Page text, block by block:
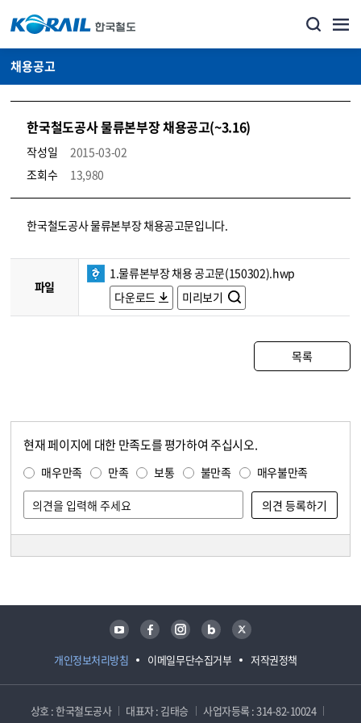
채용공고
한국철도공사 물류본부장 채용공고(~3.16)
작성일
2015-03-02
조회수
13,980
코레일소개_경영공시_채용공고 상세보기 – 내용, 파일, 담당자 연락처로 구성
한국철도공사 물류본부장 채용공고문입니다.
파일
1.물류본부장 채용 공고문(150302).hwp
다운로드
미리보기
목록
현재 페이지에 대한 만족도를 평가하여 주십시오.
매우만족 만족 보통 불만족 매우불만족
개인정보처리방침 이메일무단수집거부 저작권정책
유튜브 페이스북 인스타그램 블로그 트위터
상호 : 한국철도공사 대표자 : 김태승
사업자등록 : 314-82-10024